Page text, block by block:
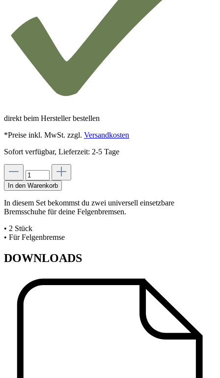
direkt beim Hersteller bestellen
*Preise inkl. MwSt. zzgl. Versandkosten
Sofort verfügbar, Lieferzeit: 2-5 Tage
In den Warenkorb
In diesem Set bekommst du zwei universell einsetzbare
Bremsschuhe für deine Felgenbremsen.
• 2 Stück
• Für Felgenbremse
DOWNLOADS